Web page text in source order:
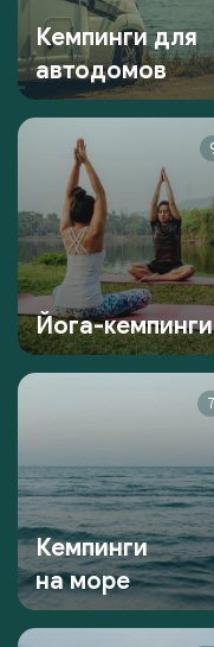
Кемпинги для
автодомов
Йога-кемпинги
Кемпинги
на море